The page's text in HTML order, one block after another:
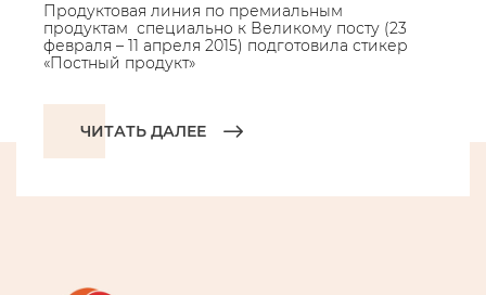
Продуктовая линия по премиальным
продуктам специально к Великому посту (23
февраля – 11 апреля 2015) подготовила стикер
«Постный продукт»
ЧИТАТЬ ДАЛЕЕ